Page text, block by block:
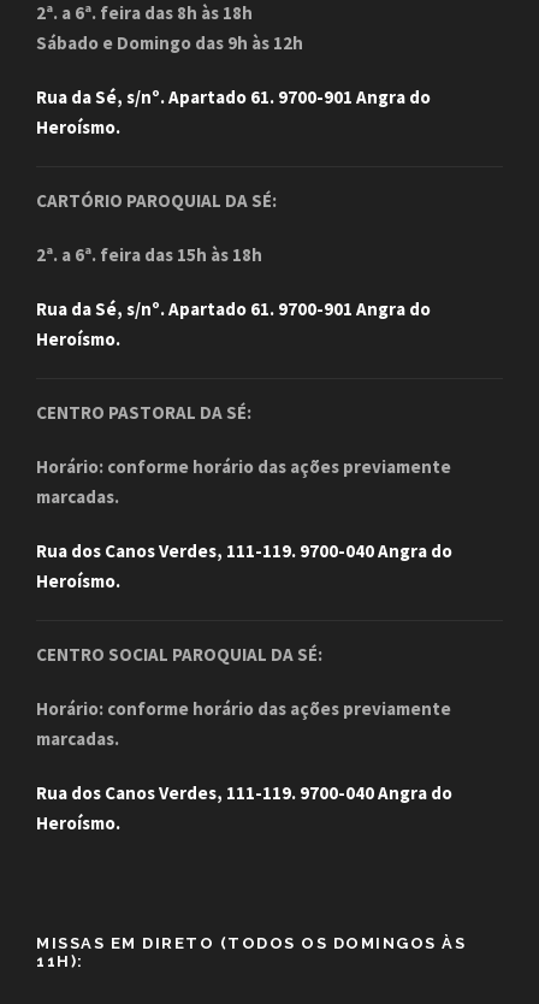
2ª. a 6ª. feira das 8h às 18h
Sábado e Domingo das 9h às 12h
Rua da Sé, s/nº. Apartado 61. 9700-901 Angra do
Heroísmo.
CARTÓRIO PAROQUIAL DA SÉ:
2ª. a 6ª. feira das 15h às 18h
Rua da Sé, s/nº. Apartado 61. 9700-901 Angra do
Heroísmo.
CENTRO PASTORAL DA SÉ:
Horário: conforme horário das ações previamente
marcadas.
Rua dos Canos Verdes, 111-119. 9700-040 Angra do
Heroísmo.
CENTRO SOCIAL PAROQUIAL DA SÉ:
Horário: conforme horário das ações previamente
marcadas.
Rua dos Canos Verdes, 111-119. 9700-040 Angra do
Heroísmo.
MISSAS EM DIRETO (TODOS OS DOMINGOS ÀS
11H):